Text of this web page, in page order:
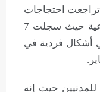
بينما تراجعت احتجاجات
جماعة الإخوان وتحالف دعم الشرعية حيث سجلت 7
أشكال فردية في
حيث إنه